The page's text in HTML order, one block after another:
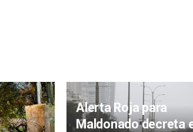
Alerta Roja para
Maldonado decreta